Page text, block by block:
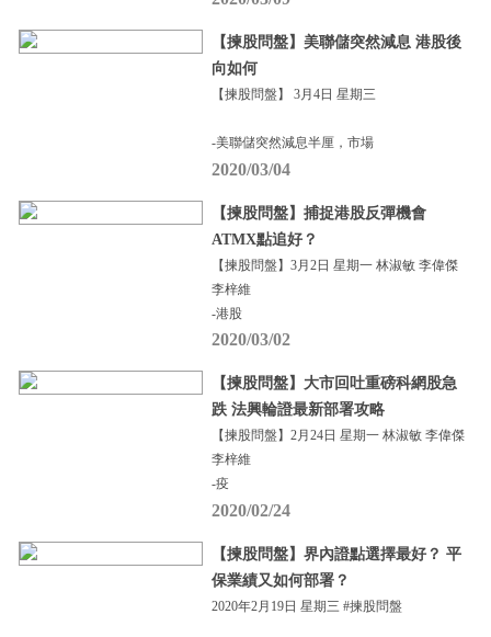
【揀股問盤】美聯儲突然減息 港股後
向如何
【揀股問盤】 3月4日 星期三
-美聯儲突然減息半厘，市場
2020/03/04
【揀股問盤】捕捉港股反彈機會
ATMX點追好？
【揀股問盤】3月2日 星期一 林淑敏 李偉傑
李梓維
-港股
2020/03/02
【揀股問盤】大市回吐重磅科網股急
跌 法興輪證最新部署攻略
【揀股問盤】2月24日 星期一 林淑敏 李偉傑
李梓維
-疫
2020/02/24
【揀股問盤】界內證點選擇最好？ 平
保業績又如何部署？
2020年2月19日 星期三 #揀股問盤